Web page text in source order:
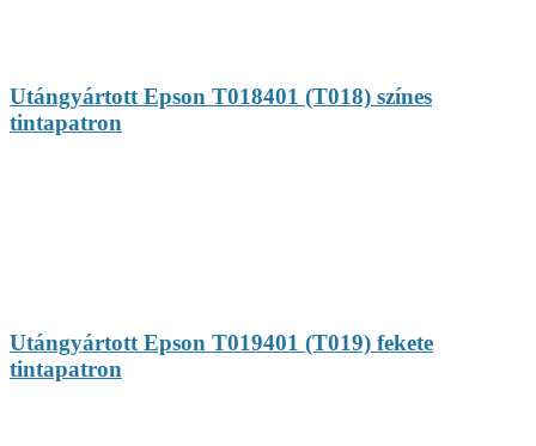
Utángyártott Epson T018401 (T018) színes
tintapatron
Utángyártott Epson T019401 (T019) fekete
tintapatron